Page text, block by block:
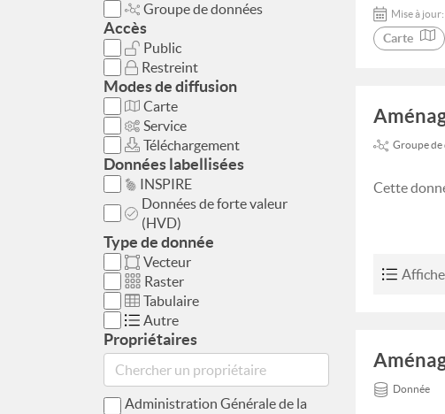
Groupe de données
Accès
Public
Restreint
Modes de diffusion
Carte
Service
Téléchargement
Données labellisées
INSPIRE
Données de forte valeur
(HVD)
Type de donnée
Vecteur
Raster
Tabulaire
Autre
Propriétaires
Administration Générale de la
Mise à jour:
Carte
Groupe de
Cette
Donnée